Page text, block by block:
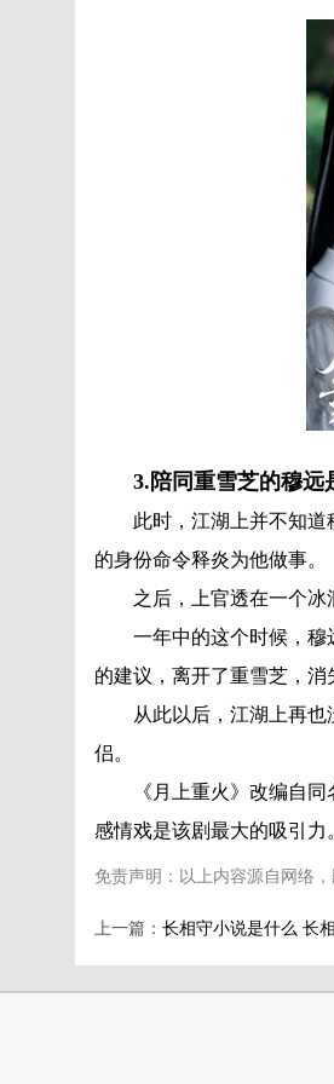
3.陪同重雪芝的穆远
此时，江湖上并不知道穆
的身份命令释炎为他做事。
之后，上官透在一个冰洞
一年中的这个时候，穆远
的建议，离开了重雪芝，消
从此以后，江湖上再也没
侣。
《月上重火》改编自同名
感情戏是该剧最大的吸引力
免责声明：以上内容源自网络
上一篇： 长相守小说是什么 长